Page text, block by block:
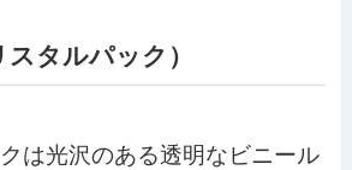
タルパック）
は光沢のある透明なビニール